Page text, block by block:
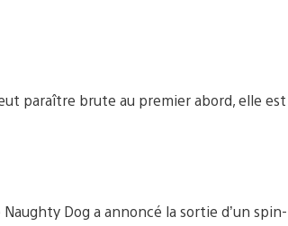
paraître brute au premier abord, elle est
Dog a annoncé la sortie d’un spin-